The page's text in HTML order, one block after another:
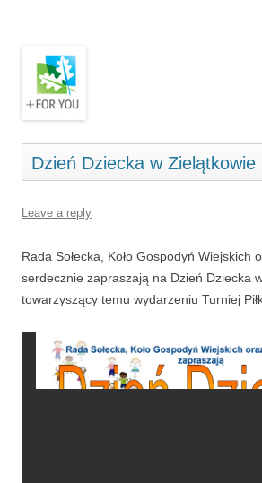
Dzień Dziecka w Zielątkowie
Leave a reply
Rada Sołecka, Koło Gospodyń Wiejskich
serdecznie zapraszają na Dzień Dziecka
towarzyszący temu wydarzeniu Turniej